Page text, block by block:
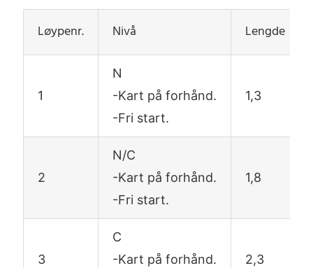
Løypenr. Nivå Lengde
1
N
-Kart på forhånd.
-Fri start.
1,3
2
N/C
-Kart på forhånd.
-Fri start.
1,8
3
C
-Kart på forhånd.
2,3